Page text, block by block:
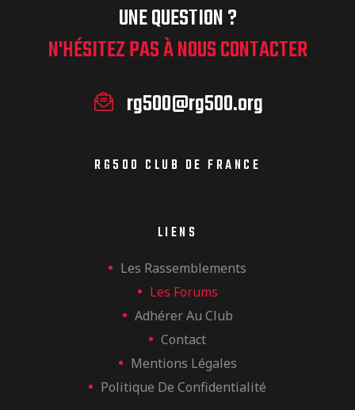
UNE QUESTION ?
N'HÉSITEZ PAS À NOUS CONTACTER
rg500@rg500.org
RG500 CLUB DE FRANCE
LIENS
Les Rassemblements
Les Forums
Adhérer Au Club
Contact
Mentions Légales
Politique De Confidentialité